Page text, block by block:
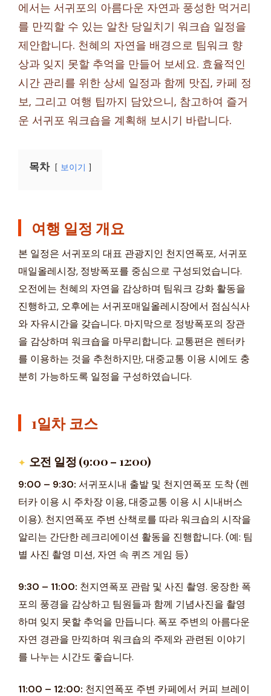
에서는 서귀포의 아름다운 자연과 풍성한 먹거리
를 만끽할 수 있는 알찬 당일치기 워크숍 일정을
제안합니다. 천혜의 자연을 배경으로 팀워크 향
상과 잊지 못할 추억을 만들어 보세요. 효율적인
시간 관리를 위한 상세 일정과 함께 맛집, 카페 정
보, 그리고 여행 팁까지 담았으니, 참고하여 즐거
운 서귀포 워크숍을 계획해 보시기 바랍니다.
목차 보이기
여행 일정 개요
본 일정은 서귀포의 대표 관광지인 천지연폭포, 서귀포
매일올레시장, 정방폭포를 중심으로 구성되었습니다.
오전에는 천혜의 자연을 감상하며 팀워크 강화 활동을
진행하고, 오후에는 서귀포매일올레시장에서 점심식사
와 자유시간을 갖습니다. 마지막으로 정방폭포의 장관
을 감상하며 워크숍을 마무리합니다. 교통편은 렌터카
를 이용하는 것을 추천하지만, 대중교통 이용 시에도 충
분히 가능하도록 일정을 구성하였습니다.
1일차 코스
오전 일정 (9:00 – 12:00)
9:00 – 9:30: 서귀포시내 출발 및 천지연폭포 도착 (렌
터카 이용 시 주차장 이용, 대중교통 이용 시 시내버스
이용). 천지연폭포 주변 산책로를 따라 워크숍의 시작을
알리는 간단한 레크리에이션 활동을 진행합니다. (예: 팀
별 사진 촬영 미션, 자연 속 퀴즈 게임 등)
9:30 – 11:00: 천지연폭포 관람 및 사진 촬영. 웅장한 폭
포의 풍경을 감상하고 팀원들과 함께 기념사진을 촬영
하며 잊지 못할 추억을 만듭니다. 폭포 주변의 아름다운
자연 경관을 만끽하며 워크숍의 주제와 관련된 이야기
를 나누는 시간도 좋습니다.
11:00 – 12:00: 천지연폭포 주변 카페에서 커피 브레이